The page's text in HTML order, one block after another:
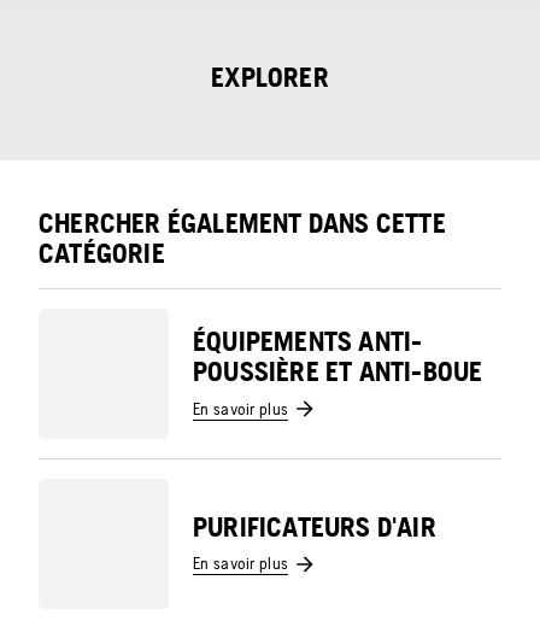
EXPLORER
CHERCHER ÉGALEMENT DANS CETTE
CATÉGORIE
ÉQUIPEMENTS ANTI-
POUSSIÈRE ET ANTI-BOUE
En savoir plus
PURIFICATEURS D'AIR
En savoir plus